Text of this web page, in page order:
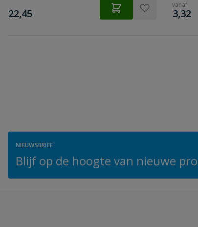
€
22,45
vanaf
€
3,32
NIEUWSBRIEF
Blijf op de hoogte van nieuwe